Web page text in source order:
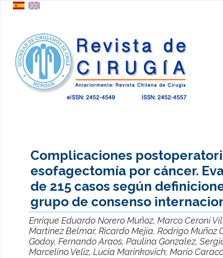
Complicaciones
esofagectomía por cáncer.
de 215 casos según
grupo de consenso
Enrique Eduardo Norero Muñoz, Marco Ceroni
Martinez Belmar, Ricardo Mejia, Rodrigo Muñoz
Godoy, Fernando Araos, Paulina Gonzalez,
Marcelino Veliz, Lucia Marinkovich, Mario